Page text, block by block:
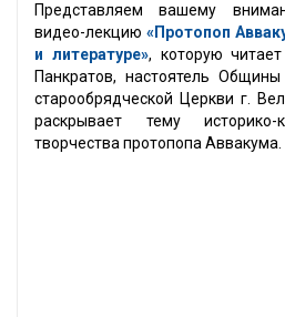
Представляем вашему
видео-лекцию «Протопоп
и литературе», которую
Панкратов, настоятель
старообрядческой Церкви г.
раскрывает тему историко-
творчества протопопа Аввакума.